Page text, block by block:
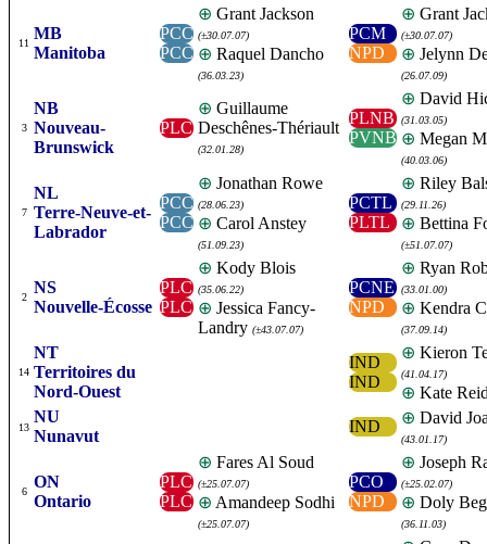
11
MB
Manitoba
PCC
PCC
⊕ Grant Jackson
(±30.07.07)
⊕ Raquel Dancho
(36.03.23)
PCM
NPD
⊕ Grant
(±30.07.07)
⊕ Jelynn
(26.07.09)
3
NB
Nouveau-
Brunswick
PLC
⊕ Guillaume
Deschênes-Thériault
(32.01.28)
PLNB
PVNB
⊕ David
(31.03.05)
⊕ Megan
(40.03.06)
7
NL
Terre-Neuve-et-
Labrador
PCC
PCC
⊕ Jonathan Rowe
(28.06.23)
⊕ Carol Anstey
(51.09.23)
PCTL
PLTL
⊕ Riley
(29.11.26)
⊕ Bettina
(±51.07.07)
2
NS
Nouvelle-Écosse
PLC
PLC
⊕ Kody Blois
(35.06.22)
⊕ Jessica Fancy-
Landry (±43.07.07)
PCNE
NPD
⊕ Ryan
(33.01.00)
⊕ Kendra
(37.09.14)
14
NT
Territoires du
Nord-Ouest
IND
IND
⊕ Kieron
(41.04.17)
⊕ Kate
13
NU
Nunavut
IND ⊕ David
(43.01.17)
6
ON
Ontario
PLC
PLC
⊕ Fares Al Soud
(±25.07.07)
⊕ Amandeep Sodhi
(±25.07.07)
PCO
NPD
⊕ Joseph
(±25.02.07)
⊕ Doly
(36.11.03)